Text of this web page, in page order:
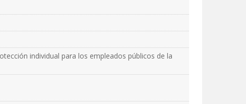
individual para los empleados públicos de la